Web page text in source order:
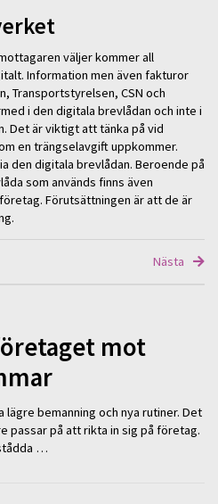
väljer kommer all
Information men även fakturor
Transportstyrelsen, CSN och
i den digitala brevlådan och inte i
Det är viktigt att tänka på vid
en trängselavgift uppkommer.
den digitala brevlådan. Beroende på
som används finns även
Förutsättningen är att de är
Nästa
mot
bemanning och nya rutiner. Det
passar på att rikta in sig på företag.
…